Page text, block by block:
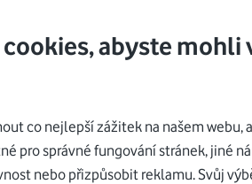
abyste mohli
co nejlepší zážitek na našem webu,
pro správné fungování stránek, jiné
nebo přizpůsobit reklamu. Svůj